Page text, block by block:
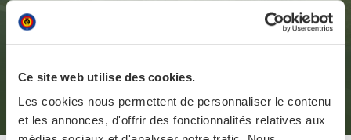
Ce site web utilise des cookies.
Les cookies nous permettent de personnaliser le contenu
et les annonces, d'offrir des fonctionnalités relatives aux
Davantage de militaires
pour sécuriser les sites
nucléaires
1 décembre 2025